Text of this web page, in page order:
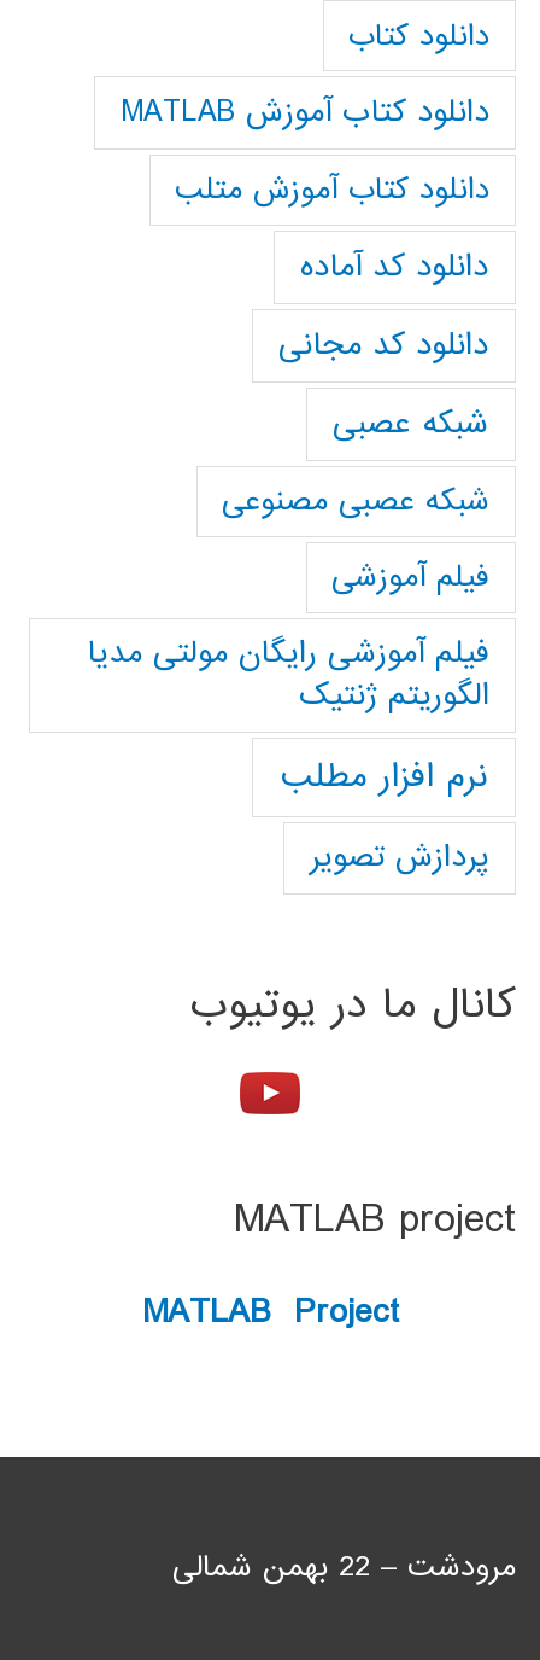
دانلود کتاب
دانلود کتاب آموزش MATLAB
دانلود کتاب آموزش متلب
دانلود کد آماده
دانلود کد مجانی
شبکه عصبی
شبکه عصبی مصنوعی
فیلم آموزشی
فیلم آموزشی رایگان مولتی مدیا
الگوریتم ژنتیک
نرم افزار مطلب
پردازش تصویر
کانال ما در یوتیوب
MATLAB project
MATLAB Project
مرودشت – 22 بهمن شمالی